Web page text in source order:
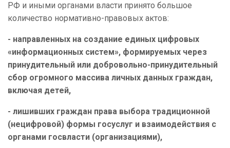
РФ и иными органами власти принято большое
количество нормативно-правовых актов:
- направленных на создание единых цифровых
«информационных систем», формируемых через
принудительный или добровольно-принудительный
сбор огромного массива личных данных граждан,
включая детей,
- лишивших граждан права выбора традиционной
(нецифровой) формы госуслуг и взаимодействия с
органами госвласти (организациями),